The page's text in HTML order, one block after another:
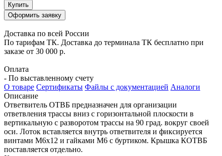
Купить
Оформить заявку
Доставка по всей России
По тарифам ТК. Доставка до терминала ТК бесплатно при
заказе от 30 000 р.
Оплата
- По выставленному счету
О товаре Сертификаты Файлы с документацией Аналоги
Описание
Ответвитель ОТВБ предназначен для организации
ответвления трассы вниз с горизонтальной плоскости в
вертикальную с разворотом трассы на 90 град. вокруг своей
оси. Лоток вставляется внутрь ответвителя и фиксируется
винтами М6х12 и гайками М6 с буртиком. Крышка КОТВБ
поставляется отдельно.